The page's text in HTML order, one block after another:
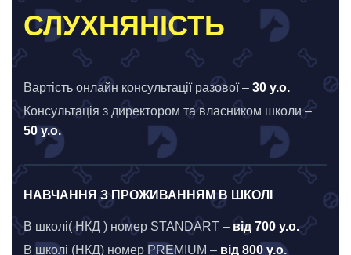
СЛУХНЯНІСТЬ
Вартість онлайн консультації разової – 30 у.o.
Консультація з директором та власником школи –
50 y.o.
НАВЧАННЯ З ПРОЖИВАННЯМ В ШКОЛІ
В школі( НКД ) номер STANDART – від 700 у.о.
В школі (НКД) номер PREMIUM – від 800 у.о.